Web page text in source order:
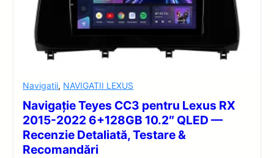
Navigatii, NAVIGATII LEXUS
Navigație Teyes CC3 pentru Lexus RX
2015-2022 6+128GB 10.2″ QLED —
Recenzie Detaliată, Testare &
Recomandări